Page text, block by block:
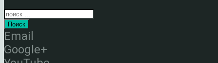
Поиск
Email
Google+